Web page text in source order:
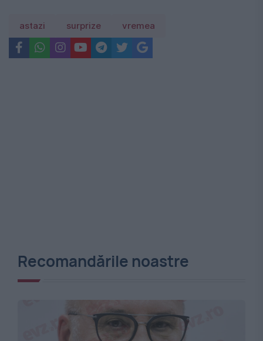
astazi surprize vremea
Recomandările noastre